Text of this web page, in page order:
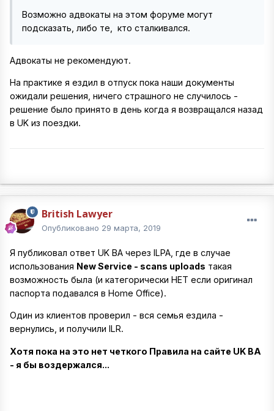
Возможно адвокаты на этом форуме могут
подсказать, либо те, кто сталкивался.
Адвокаты не рекомендуют.
На практике я ездил в отпуск пока наши документы
ожидали решения, ничего страшного не случилось -
решение было принято в день когда я возвращался назад
в UK из поездки.
British Lawyer
Опубликовано 29 марта, 2019
Я публиковал ответ UK BA через ILPA, где в случае
использования New Service - scans uploads такая
возможность была (и категорически НЕТ если оригинал
паспорта подавался в Home Office).
Один из клиентов проверил - вся семья ездила -
вернулись, и получили ILR.
Хотя пока на это нет четкого Правила на сайте UK BA
- я бы воздержался...